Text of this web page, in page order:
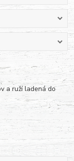
a ruží ladená do